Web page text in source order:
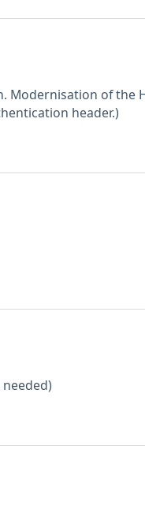
Modernisation of the
header.)
needed)